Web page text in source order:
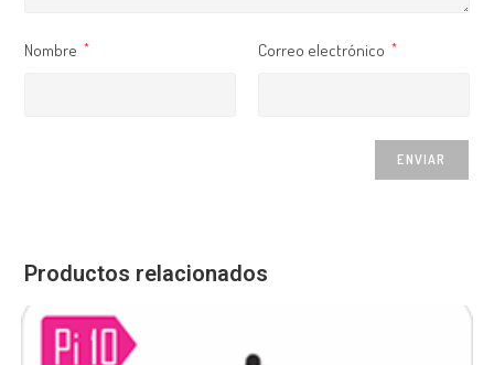
Nombre * Correo electrónico *
Productos relacionados